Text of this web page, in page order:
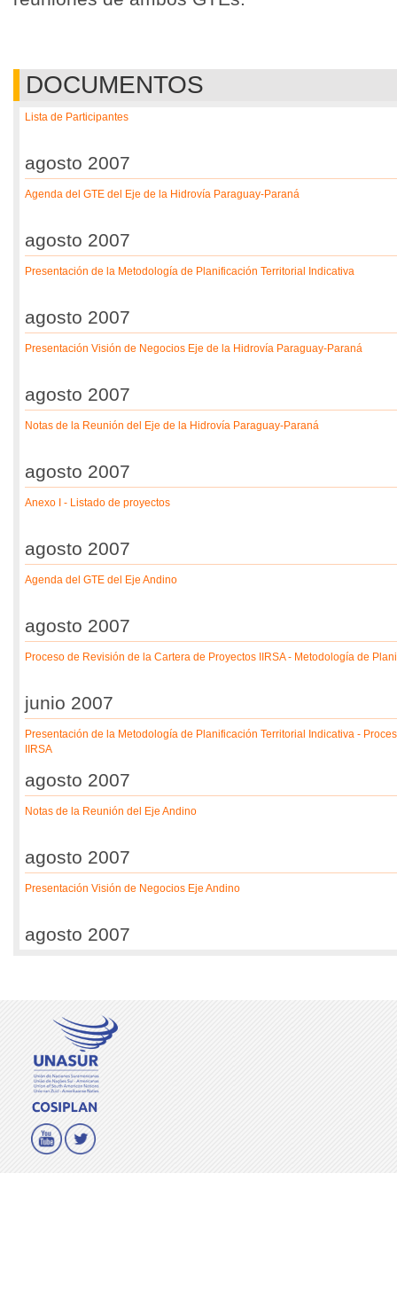
DOCUMENTOS
Lista de Participantes
agosto 2007
Agenda del GTE del Eje de la Hidrovía Paraguay-Paraná
agosto 2007
Presentación de la Metodología de Planificación Territorial Indicativa
agosto 2007
Presentación Visión de Negocios Eje de la Hidrovía Paraguay-Paraná
agosto 2007
Notas de la Reunión del Eje de la Hidrovía Paraguay-Paraná
agosto 2007
Anexo I - Listado de proyectos
agosto 2007
Agenda del GTE del Eje Andino
agosto 2007
Proceso de Revisión de la Cartera de Proyectos IIRSA - Metodología de
junio 2007
Presentación de la Metodología de Planificación Territorial Indicativa -
IIRSA
agosto 2007
Notas de la Reunión del Eje Andino
agosto 2007
Presentación Visión de Negocios Eje Andino
agosto 2007